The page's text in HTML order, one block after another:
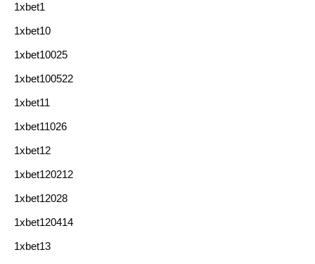
1xbet1
1xbet10
1xbet10025
1xbet100522
1xbet11
1xbet11026
1xbet12
1xbet120212
1xbet12028
1xbet120414
1xbet13